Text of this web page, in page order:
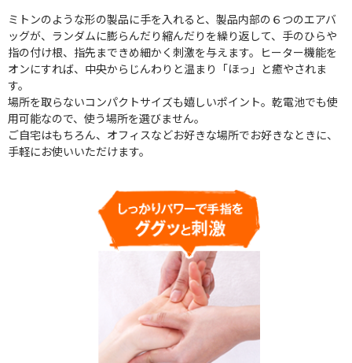
ミトンのような形の製品に手を入れると、製品内部の６つのエアバ
ッグが、ランダムに膨らんだり縮んだりを繰り返して、手のひらや
指の付け根、指先まできめ細かく刺激を与えます。ヒーター機能を
オンにすれば、中央からじんわりと温まり「ほっ」と癒やされま
す。
場所を取らないコンパクトサイズも嬉しいポイント。乾電池でも使
用可能なので、使う場所を選びません。
ご自宅はもちろん、オフィスなどお好きな場所でお好きなときに、
手軽にお使いいただけます。